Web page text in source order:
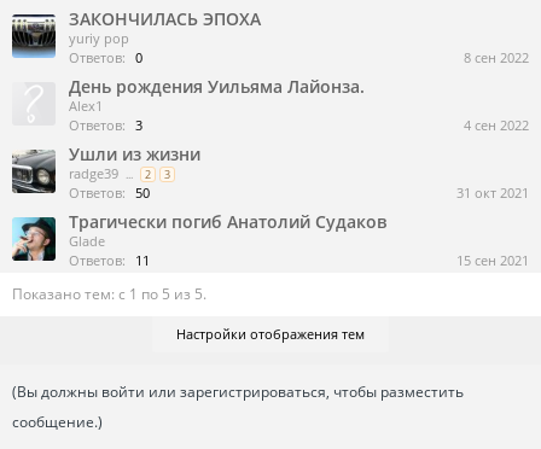
ЗАКОНЧИЛАСЬ ЭПОХА
yuriy pop
Ответов: 0 8 сен 2022
День рождения Уильяма Лайонза.
Alex1
Ответов: 3 4 сен 2022
Ушли из жизни
radge39 ... 2 3
Ответов: 50 31 окт 2021
Трагически погиб Анатолий Судаков
Glade
Ответов:
11 15 сен 2021
Показано тем: с 1 по 5 из 5.
Настройки отображения тем
(Вы должны войти или зарегистрироваться, чтобы разместить
сообщение.)